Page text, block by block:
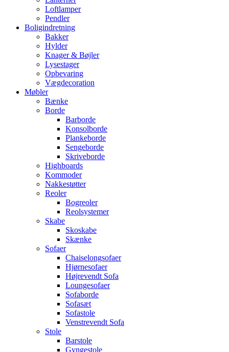
Loftlamper
Pendler
Boligindretning
Bakker
Hylder
Knager & Bøjler
Lysestager
Opbevaring
Vægdecoration
Møbler
Bænke
Borde
Barborde
Konsolborde
Plankeborde
Sengeborde
Skriveborde
Highboards
Kommoder
Nakkestøtter
Reoler
Bogreoler
Reolsystemer
Skabe
Skoskabe
Skænke
Sofaer
Chaiselongsofaer
Hjørnesofaer
Højrevendt Sofa
Loungesofaer
Sofaborde
Sofasæt
Sofastole
Venstrevendt Sofa
Stole
Barstole
Gyngestole